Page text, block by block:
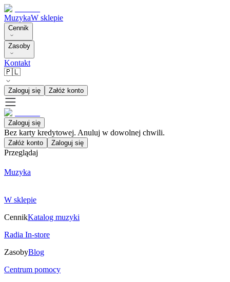
MuzykaW sklepie
Cennik
Zasoby
Kontakt
🇵🇱
Zaloguj się Załóż konto
Zaloguj się
Bez karty kredytowej. Anuluj w dowolnej chwili.
Załóż konto Zaloguj się
Przeglądaj
Muzyka
W sklepie
CennikKatalog muzyki
Radia In-store
ZasobyBlog
Centrum pomocy